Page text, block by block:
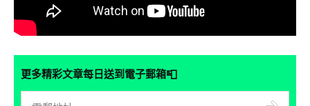
更多精彩文章每日送到電子郵箱📮